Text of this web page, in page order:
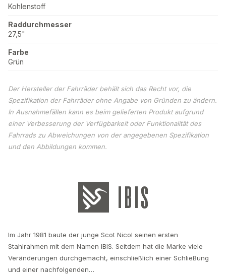
Kohlenstoff
Raddurchmesser
27,5"
Farbe
Grün
Der Hersteller der Fahrräder behält sich das Recht vor, die
Spezifikation der Fahrräder ohne Angabe von Gründen zu ändern.
In Ausnahmefällen kann es beim gelieferten Produkt aufgrund
einer Verbesserung der Verfügbarkeit oder Funktionalität des
Fahrrads zu Abweichungen von der angegebenen Spezifikation
und den Abbildungen kommen.
Im Jahr 1981 baute der junge Scot Nicol seinen ersten
Stahlrahmen mit dem Namen IBIS. Seitdem hat die Marke viele
Veränderungen durchgemacht, einschließlich einer Schließung
und einer nachfolgenden…